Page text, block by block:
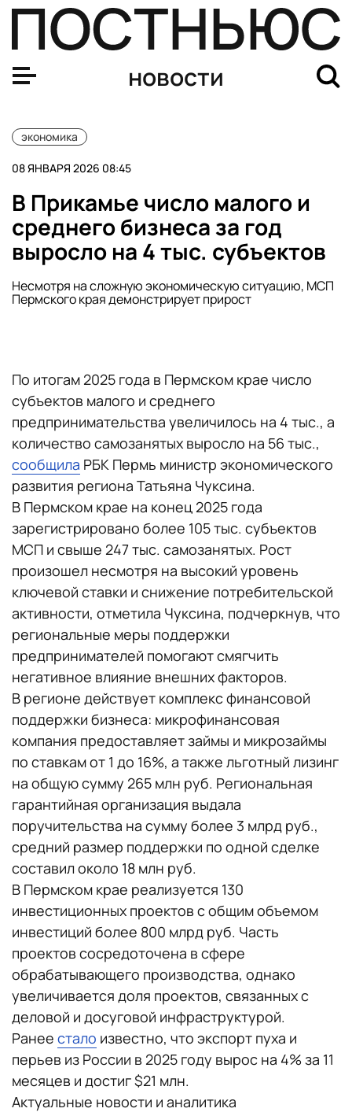
новости
экономика
08 ЯНВАРЯ 2026 08:45
В Прикамье число малого и
среднего бизнеса за год
выросло на 4 тыс. субъектов
Несмотря на сложную экономическую ситуацию, МСП
Пермского края демонстрирует прирост
По итогам 2025 года в Пермском крае число
субъектов малого и среднего
предпринимательства увеличилось на 4 тыс., а
количество самозанятых выросло на 56 тыс.,
сообщила РБК Пермь министр экономического
развития региона Татьяна Чуксина.
В Пермском крае на конец 2025 года
зарегистрировано более 105 тыс. субъектов
МСП и свыше 247 тыс. самозанятых. Рост
произошел несмотря на высокий уровень
ключевой ставки и снижение потребительской
активности, отметила Чуксина, подчеркнув, что
региональные меры поддержки
предпринимателей помогают смягчить
негативное влияние внешних факторов.
В регионе действует комплекс финансовой
поддержки бизнеса: микрофинансовая
компания предоставляет займы и микрозаймы
по ставкам от 1 до 16%, а также льготный лизинг
на общую сумму 265 млн руб. Региональная
гарантийная организация выдала
поручительства на сумму более 3 млрд руб.,
средний размер поддержки по одной сделке
составил около 18 млн руб.
В Пермском крае реализуется 130
инвестиционных проектов с общим объемом
инвестиций более 800 млрд руб. Часть
проектов сосредоточена в сфере
обрабатывающего производства, однако
увеличивается доля проектов, связанных с
деловой и досуговой инфраструктурой.
Ранее стало известно, что экспорт пуха и
перьев из России в 2025 году вырос на 4% за 11
месяцев и достиг $21 млн.
Актуальные новости и аналитика
ОПЕК+ сохранила квоты на добычу нефти в I квартале